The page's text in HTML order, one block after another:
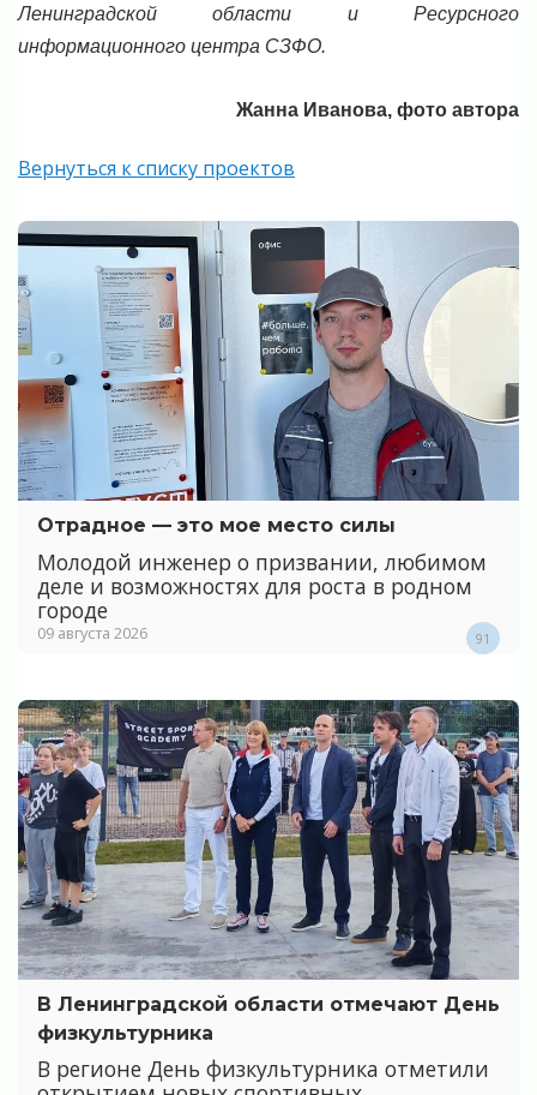
Ленинградской области и Ресурсного
информационного центра СЗФО.
Жанна Иванова, фото автора
Вернуться к списку проектов
Отрадное — это мое место силы
Молодой инженер о призвании, любимом
деле и возможностях для роста в родном
городе
09 августа 2026 91
В Ленинградской области отмечают День
физкультурника
В регионе День физкультурника отметили